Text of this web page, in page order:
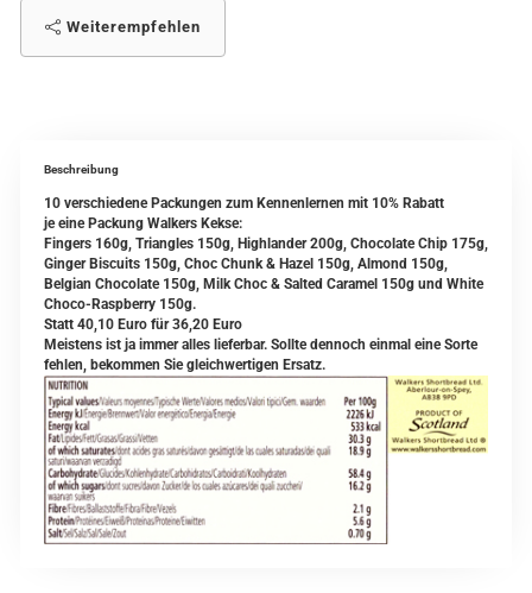
Weiterempfehlen
Beschreibung
10 verschiedene Packungen zum Kennenlernen mit 10% Rabatt
je eine Packung Walkers Kekse:
Fingers 160g, Triangles 150g, Highlander 200g, Chocolate Chip 175g,
Ginger Biscuits 150g, Choc Chunk & Hazel 150g, Almond 150g,
Belgian Chocolate 150g, Milk Choc & Salted Caramel 150g und White
Choco-Raspberry 150g.
Statt 40,10 Euro für 36,20 Euro
Meistens ist ja immer alles lieferbar. Sollte dennoch einmal eine Sorte
fehlen, bekommen Sie gleichwertigen Ersatz.